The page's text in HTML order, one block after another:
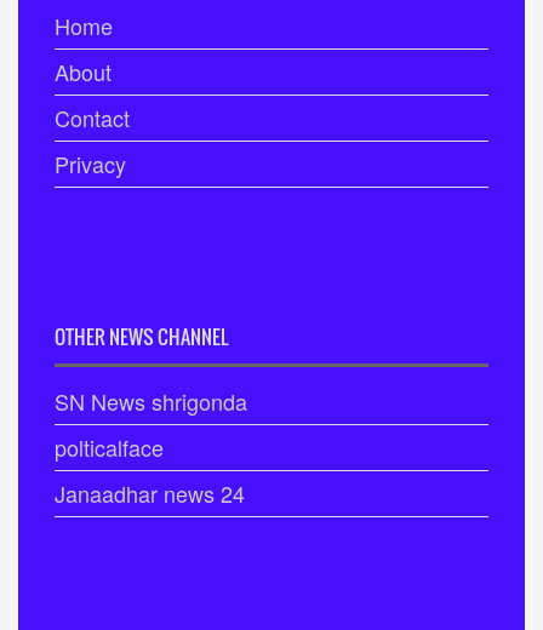
Home
About
Contact
Privacy
OTHER NEWS CHANNEL
SN News shrigonda
polticalface
Janaadhar news 24